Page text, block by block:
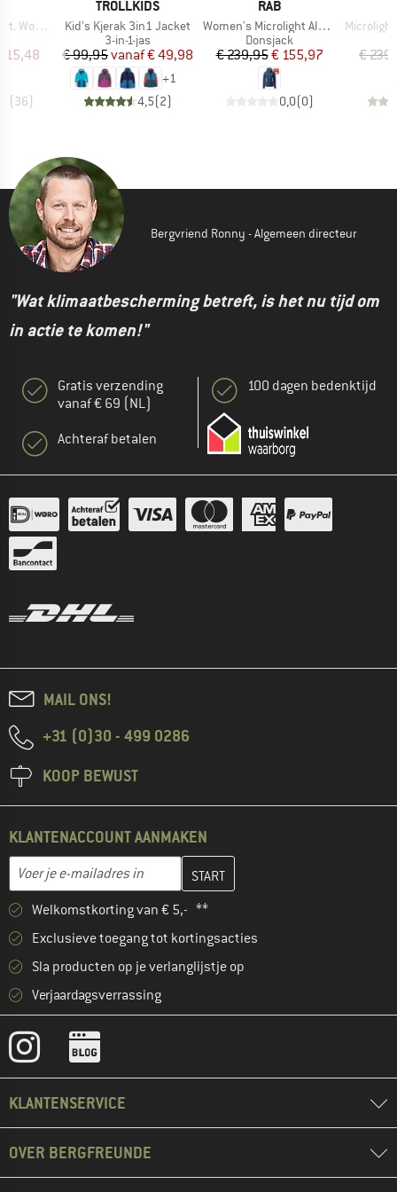
Parka
prijs
(36)
MERK
TROLLKIDS
Artikel
Kid's Kjerak 3in1 Jacket
Productgroep
3-in-1-jas
Prijs
€ 99,95 Verlaagde prijs
vanaf€ 49,98
+1
4,5(2)
MERK
RAB
Artikel
Women's Microlight Alpine Jacket Exclusive
Productgroep
Donsjack
Prijs
€ 239,95Verlaagde prijs
€ 155,97
0,0(0)
Artikel
Microlight
€
Bergvriend Ronny - Algemeen directeur
"Wat klimaatbescherming betreft, is het nu tijd om
in actie te komen!"
Gratis verzending
vanaf € 69 (NL)
Achteraf betalen
100 dagen bedenktijd
MAIL ONS!
+31 (0)30 - 499 0286
KOOP BEWUST
KLANTENACCOUNT AANMAKEN
E-mailadres
Vul je e-mailadres hier in en maak in de volgende stap je
Welkomstkorting van € 5,- **
Exclusieve toegang tot kortingsacties
Sla producten op je verlanglijstje op
Verjaardagsverrassing
KLANTENSERVICE
OVER BERGFREUNDE